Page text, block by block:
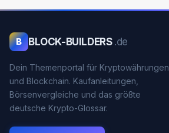
B BLOCK-BUILDERS .de
Dein Themenportal für Kryptowährungen
und Blockchain. Kaufanleitungen,
Börsenvergleiche und das größte
deutsche Krypto-Glossar.